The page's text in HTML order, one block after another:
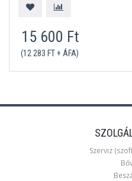
15 600 Ft
(12 283 FT + ÁFA)
Szerviz